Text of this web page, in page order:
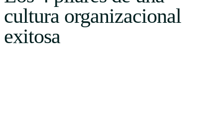
Uruguay
cultura organizacional
exitosa